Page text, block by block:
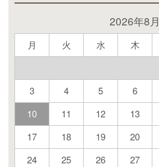
2026年8月
月 火 水 木
3
4 5 6
10
11 12 13
17
18 19 20
24
25 26 27